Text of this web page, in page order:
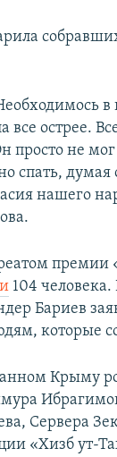
острее.
просто не
спать, думая
нашего
премии
104
Бариев
которые
Крыму
Сервера
«Хизб ут-